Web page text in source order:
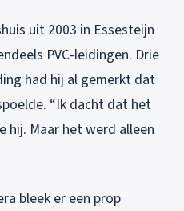
uit 2003 in Essesteijn
PVC-leidingen. Drie
had hij al gemerkt dat
“Ik dacht dat het
hij. Maar het werd alleen
bleek er een prop